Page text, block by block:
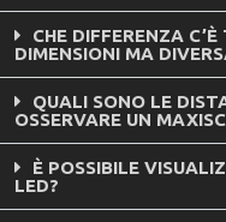
CHE DIFFERENZA
DIMENSIONI MA
QUALI SONO LE
OSSERVARE UN
È POSSIBILE
LED?